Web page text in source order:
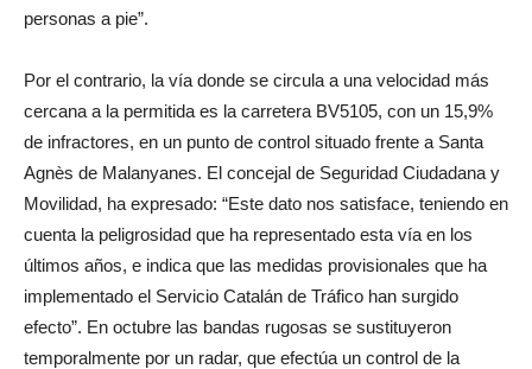
personas a pie”.
Por el contrario, la vía donde se circula a una velocidad más
cercana a la permitida es la carretera BV5105, con un 15,9%
de infractores, en un punto de control situado frente a Santa
Agnès de Malanyanes. El concejal de Seguridad Ciudadana y
Movilidad, ha expresado: “Este dato nos satisface, teniendo en
cuenta la peligrosidad que ha representado esta vía en los
últimos años, e indica que las medidas provisionales que ha
implementado el Servicio Catalán de Tráfico han surgido
efecto”. En octubre las bandas rugosas se sustituyeron
temporalmente por un radar, que efectúa un control de la